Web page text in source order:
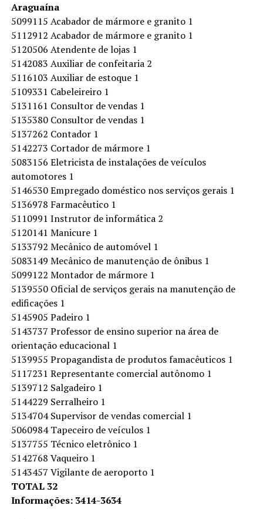
Araguaína
5099115 Acabador de mármore e granito 1
5112912 Acabador de mármore e granito 1
5120506 Atendente de lojas 1
5142083 Auxiliar de confeitaria 2
5116103 Auxiliar de estoque 1
5109331 Cabeleireiro 1
5131161 Consultor de vendas 1
5135380 Consultor de vendas 1
5137262 Contador 1
5142273 Cortador de mármore 1
5083156 Eletricista de instalações de veículos
automotores 1
5146530 Empregado doméstico nos serviços gerais 1
5136978 Farmacêutico 1
5110991 Instrutor de informática 2
5120141 Manicure 1
5133792 Mecânico de automóvel 1
5083149 Mecânico de manutenção de ônibus 1
5099122 Montador de mármore 1
5139550 Oficial de serviços gerais na manutenção de
edificações 1
5145905 Padeiro 1
5143737 Professor de ensino superior na área de
orientação educacional 1
5139955 Propagandista de produtos famacêuticos 1
5117231 Representante comercial autônomo 1
5139712 Salgadeiro 1
5144229 Serralheiro 1
5134704 Supervisor de vendas comercial 1
5060984 Tapeceiro de veículos 1
5137755 Técnico eletrônico 1
5142768 Vaqueiro 1
5143457 Vigilante de aeroporto 1
TOTAL 32
Informações: 3414-3634